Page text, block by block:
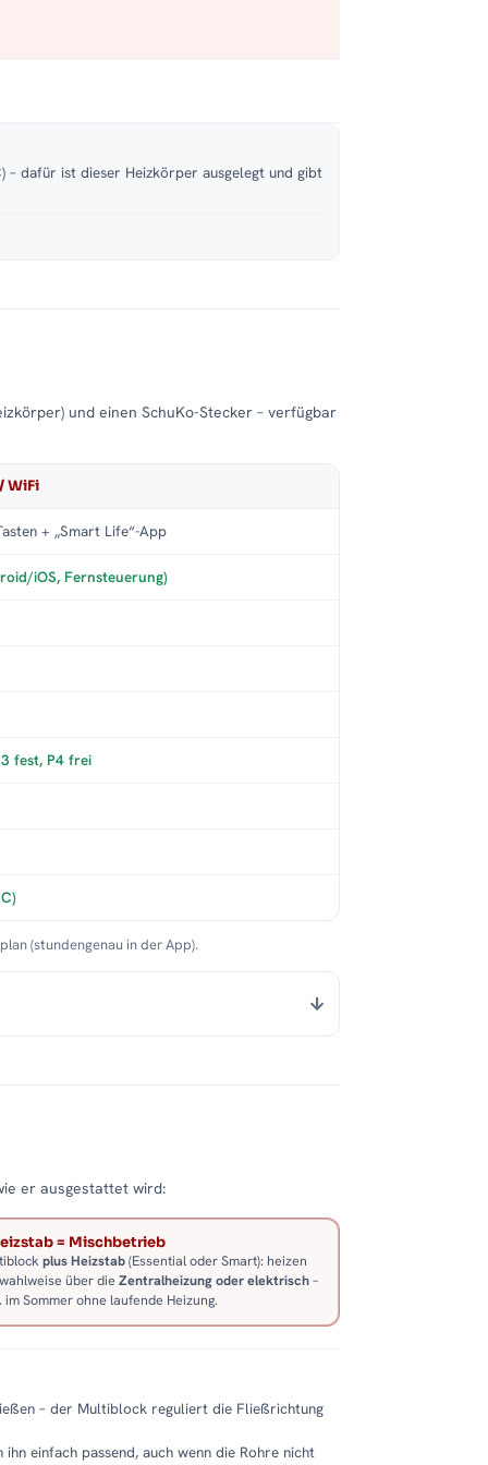
dafür ist dieser Heizkörper ausgelegt und gibt
und einen SchuKo-Stecker – verfügbar
WiFi
+ „Smart Life“-App
iOS, Fernsteuerung)
fest, P4 frei
(stundengenau in der App).
er ausgestattet wird:
= Mischbetrieb
plus Heizstab(Essential oder Smart): heizen
über die Zentralheizung oder elektrisch–
im Sommer ohne laufende Heizung.
– der Multiblock reguliert die Fließrichtung
einfach passend, auch wenn die Rohre nicht